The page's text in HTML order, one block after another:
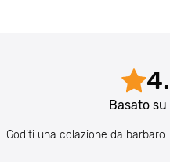
Basato su
Goditi una colazione da